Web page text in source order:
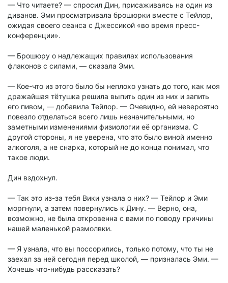
— Что читаете? — спросил Дин, присаживаясь на один из
диванов. Эми просматривала брошюрки вместе с Тейлор,
ожидая своего сеанса с Джессикой «во время пресс-
конференции».
— Брошюру о надлежащих правилах использования
флаконов с силами, — сказала Эми.
— Кое-что из этого было бы неплохо узнать до того, как моя
дражайшая тётушка решила выпить один из них и запить
его пивом, — добавила Тейлор. — Очевидно, ей невероятно
повезло отделаться всего лишь незначительными, но
заметными изменениями физиологии её организма. С
другой стороны, я не уверена, что это было виной именно
алкоголя, а не снарка, который не до конца понимал, что
такое люди.
Дин вздохнул.
— Так это из-за тебя Вики узнала о них? — Тейлор и Эми
моргнули, а затем повернулись к Дину. — Верно, она,
возможно, не была откровенна с вами по поводу причины
нашей маленькой размолвки.
— Я узнала, что вы поссорились, только потому, что ты не
заехал за ней сегодня перед школой, — призналась Эми. —
Хочешь что-нибудь рассказать?